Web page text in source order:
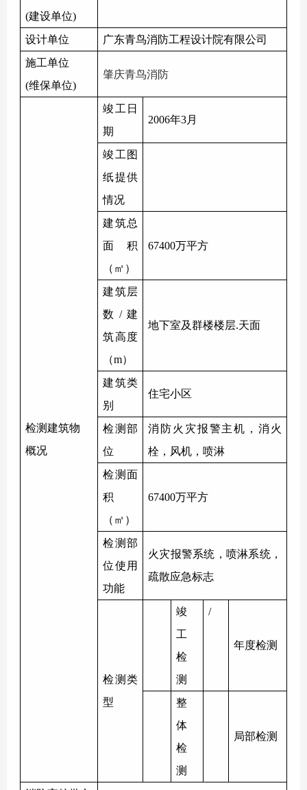
(建设单位)
设计单位
广东青鸟消防工程设计院有限公司
施工单位
(维保单位)
肇庆青鸟消防
检测建筑物
概况
竣工日
期
2006年3月
竣工图
纸提供
情况
建筑总
面积
（㎡）
67400万平方
建筑层
数 /建
筑高度
（m）
地下室及群楼楼层.天面
建筑类
别
住宅小区
检测部
位
消防火灾报警主机，消火
栓，风机，喷淋
检测面
积
（㎡）
67400万平方
检测部
位使用
功能
火灾报警系统，喷淋系统，
疏散应急标志
检测类
型
竣
工
检
测
/
年度检测
整
体
检
测
局部检测